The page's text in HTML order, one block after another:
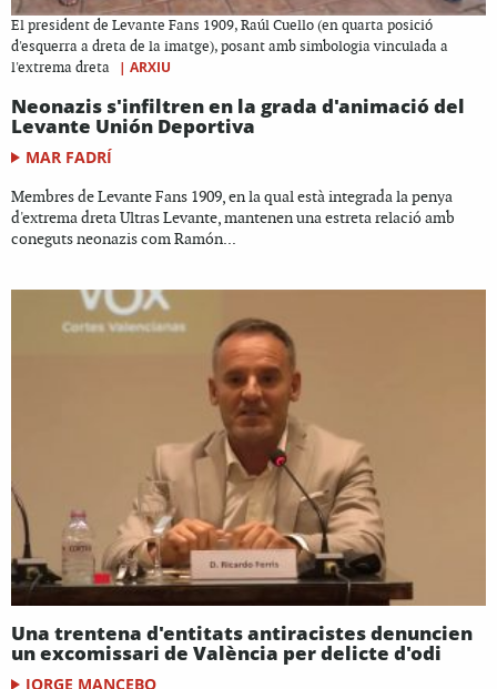
El president de Levante Fans 1909, Raúl Cuello (en quarta posició
d'esquerra a dreta de la imatge), posant amb simbologia vinculada a
l'extrema dreta
| ARXIU
Neonazis s'infiltren en la grada d'animació del
Levante Unión Deportiva
MAR FADRÍ
Membres de Levante Fans 1909, en la qual està integrada la penya
d'extrema dreta Ultras Levante, mantenen una estreta relació amb
coneguts neonazis com Ramón...
Una trentena d'entitats antiracistes denuncien
un excomissari de València per delicte d'odi
JORGE MANCEBO